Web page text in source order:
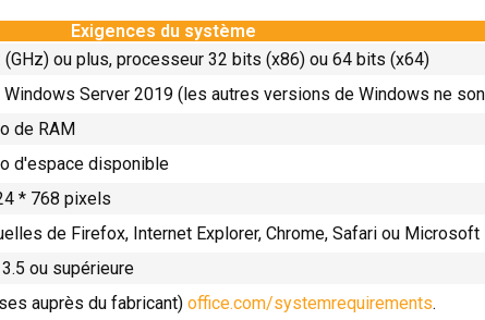
Exigences du système
(GHz) ou plus, processeur 32 bits (x86) ou 64 bits (x64)
Server 2019 (les autres versions de Windows ne
de RAM
d'espace disponible
* 768 pixels
de Firefox, Internet Explorer, Chrome, Safari ou Microsoft
ou supérieure
auprès du fabricant) office.com/systemrequirements.